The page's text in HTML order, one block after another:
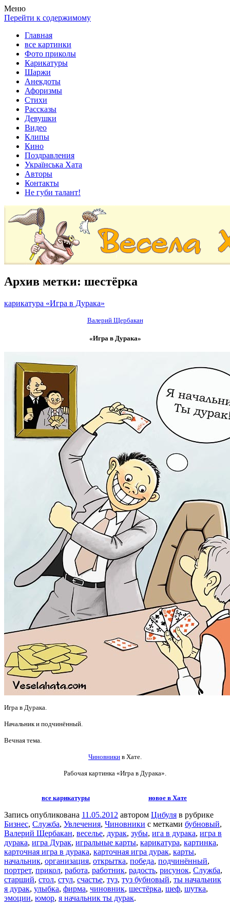
Весела хата — прикольные картинки, смешные истории,
клипы!
Покажем всем ваши фото приколы, карикатуры, шаржи, стихи,
рассказы, видео и песни!
Меню
Перейти к содержимому
Главная
все картинки
Фото приколы
Карикатуры
Шаржи
Анекдоты
Афоризмы
Стихи
Рассказы
Девушки
Видео
Клипы
Кино
Поздравления
Українська Хата
Авторы
Контакты
Не губи талант!
Архив метки: шестёрка
карикатура «Игра в Дурака»
Валерий Щербакан
«Игра в Дурака»
Игра в Дурака.
Начальник и подчинённый.
Вечная тема.
Чиновники в Хате.
Рабочая картинка «Игра в Дурака».
все карикатуры новое в Хате
Запись опубликована 11.05.2012 автором Цибуля в рубрике
Бизнес, Служба, Увлечения, Чиновники с метками бубновый,
Валерий Щербакан, веселье, дурак, зубы, ига в дурака, игра в
дурака, игра Дурак, игральные карты, карикатура, картинка,
карточная игра в дурака, карточная игра дурак, карты,
начальник, организация, открытка, победа, подчинённый,
портрет, прикол, работа, работник, радость, рисунок, Служба,
старший, стол, стул, счастье, туз, туз бубновый, ты начальник
я дурак, улыбка, фирма, чиновник, шестёрка, шеф, шутка,
эмоции, юмор, я начальник ты дурак.